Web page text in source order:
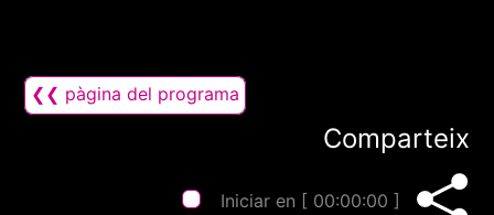
❮❮ pàgina del programa
Comparteix
Iniciar en [ 00:00:00 ]